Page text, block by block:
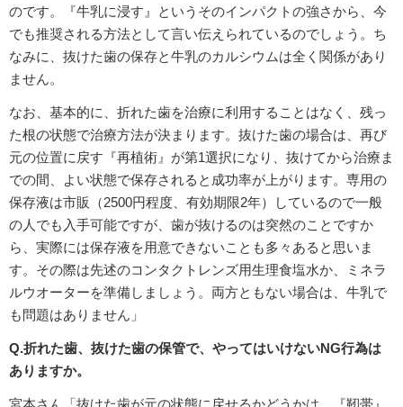
のです。『牛乳に浸す』というそのインパクトの強さから、今
でも推奨される方法として言い伝えられているのでしょう。ち
なみに、抜けた歯の保存と牛乳のカルシウムは全く関係があり
ません。
なお、基本的に、折れた歯を治療に利用することはなく、残っ
た根の状態で治療方法が決まります。抜けた歯の場合は、再び
元の位置に戻す『再植術』が第1選択になり、抜けてから治療ま
での間、よい状態で保存されると成功率が上がります。専用の
保存液は市販（2500円程度、有効期限2年）しているので一般
の人でも入手可能ですが、歯が抜けるのは突然のことですか
ら、実際には保存液を用意できないことも多々あると思いま
す。その際は先述のコンタクトレンズ用生理食塩水か、ミネラ
ルウオーターを準備しましょう。両方ともない場合は、牛乳で
も問題はありません」
Q.折れた歯、抜けた歯の保管で、やってはいけないNG行為は
ありますか。